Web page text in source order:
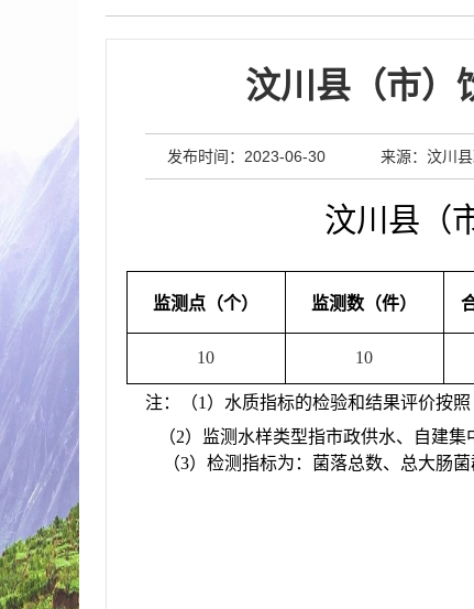
汶川县（市）
发布时间：2023-06-30 来源：汶川
汶川县
监测点（个） 监测数（件）
10 10
注 ：（1 ）水质指标的检验和结果评价按
（2）监测水样类型指市政供水、自建集
（3）检测指标为：菌落总数、总大肠